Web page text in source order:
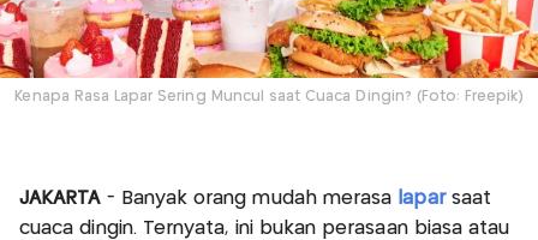
Kenapa Rasa Lapar Sering Muncul saat Cuaca Dingin? (Foto: Freepik)
JAKARTA - Banyak orang mudah merasa laparsaat
cuaca dingin. Ternyata, ini bukan perasaan biasa atau